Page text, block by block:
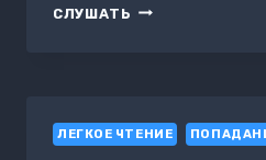
СЛУШАТЬ ПРЫЖКОМ
ЛЕГКОЕ ЧТЕНИЕ